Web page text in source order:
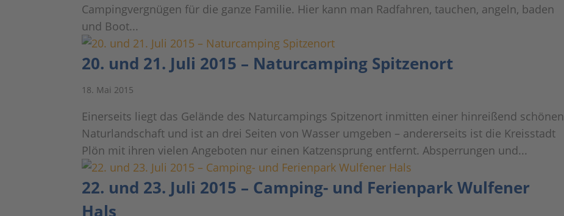
Campingvergnügen für die ganze Familie. Hier kann man Radfahren, tauchen, angeln, baden
und Boot...
20. und 21. Juli 2015 – Naturcamping Spitzenort
18. Mai 2015
Einerseits liegt das Gelände des Naturcampings Spitzenort inmitten einer hinreißend schönen
Naturlandschaft und ist an drei Seiten von Wasser umgeben – andererseits ist die Kreisstadt
Plön mit ihren vielen Angeboten nur einen Katzensprung entfernt. Absperrungen und...
22. und 23. Juli 2015 – Camping- und Ferienpark Wulfener
Hals